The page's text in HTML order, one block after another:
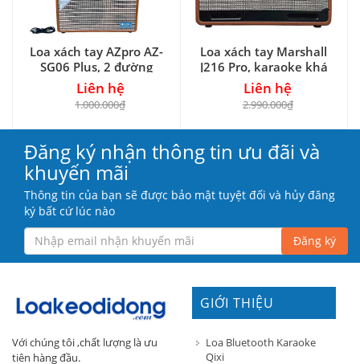
Loa xách tay AZpro AZ-
SG06 Plus, 2 đường
tiếng
Liên hệ
1.000.000₫
Loa xách tay Marshall
J216 Pro, karaoke khá
hay
Liên hệ
2.990.000₫
Đăng ký nhận thông tin ưu đãi và
khuyến mãi
Thông tin của bạn sẽ được bảo mật tuyệt đối và hủy đăng
ký bất cứ lúc nào
Đăng ký
Với chúng tôi ,chất lượng là ưu
tiên hàng đầu.
GIỚI THIỆU
Loa Bluetooth Karaoke
Qixi